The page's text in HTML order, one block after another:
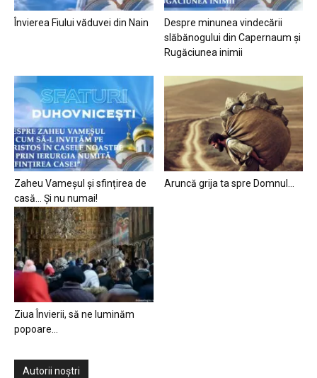
Învierea Fiului văduvei din Nain
Despre minunea vindecării
slăbănogului din Capernaum și
Rugăciunea inimii
Zaheu Vameșul și sfințirea de
casă… Și nu numai!
Aruncă grija ta spre Domnul…
Ziua Învierii, să ne luminăm
popoare…
Autorii noștri